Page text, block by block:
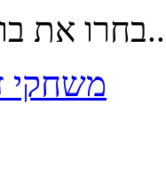
או אחד...
משחקי